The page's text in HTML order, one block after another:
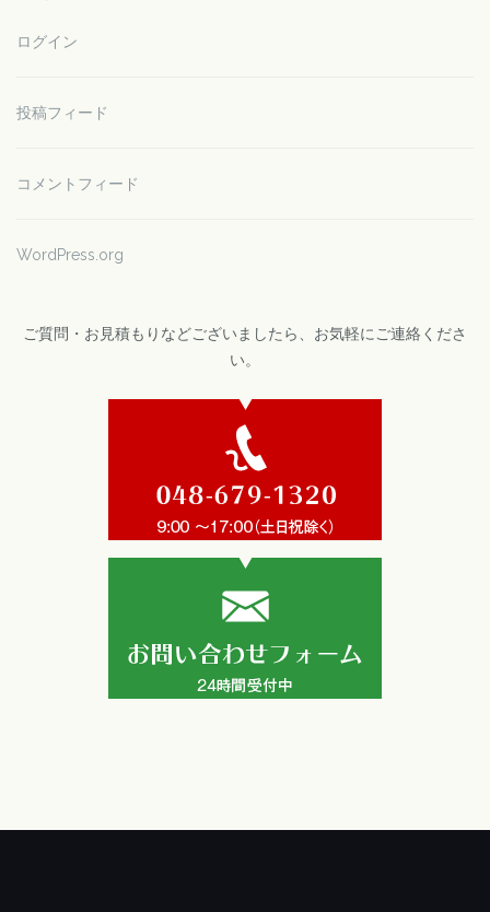
ログイン
投稿フィード
コメントフィード
WordPress.org
ご質問・お見積もりなどございましたら、お気軽にご連絡くださ
い。